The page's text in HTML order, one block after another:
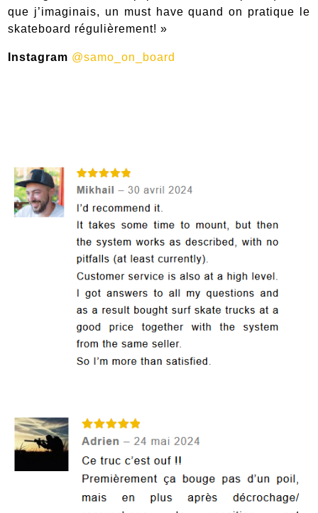
que j’imaginais, un must have quand on pratique le
skateboard régulièrement! »
Instagram @samo_on_board